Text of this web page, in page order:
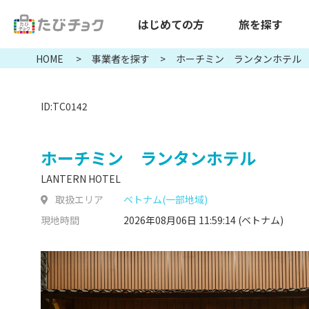
はじめての方 旅を探す
HOME 事業者を探す ホーチミン ランタンホテル
ID:TC0142
ホーチミン ランタンホテル
LANTERN HOTEL
取扱エリア
ベトナム(一部地域)
現地時間
2026年08月06日 11:59:15 (ベトナム)